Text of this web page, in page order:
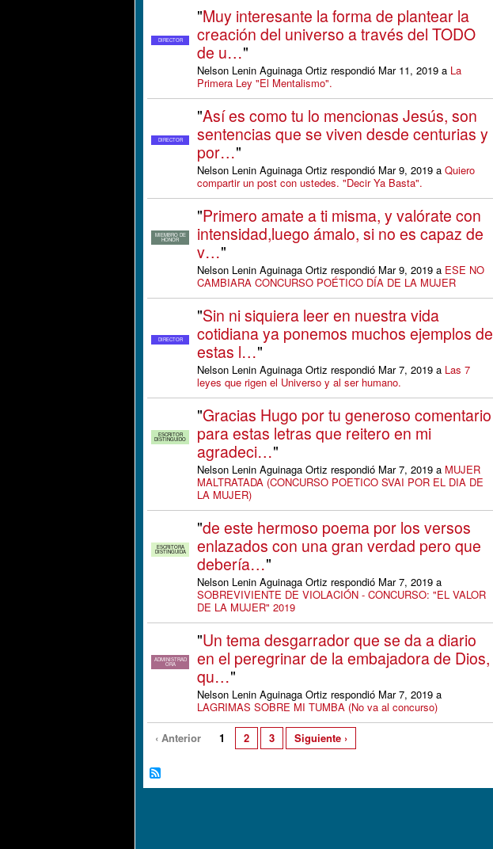
DIRECTOR
"Muy interesante la forma de plantear la
creación del universo a través del TODO
de u…"
Nelson Lenin Aguinaga Ortiz respondió Mar 11, 2019 a La
Primera Ley "El Mentalismo".
DIRECTOR
"Así es como tu lo mencionas Jesús, son
sentencias que se viven desde centurias y
por…"
Nelson Lenin Aguinaga Ortiz respondió Mar 9, 2019 a Quiero
compartir un post con ustedes. "Decir Ya Basta".
MIEMBRO DE
HONOR
"Primero amate a ti misma, y valórate con
intensidad,luego ámalo, si no es capaz de
v…"
Nelson Lenin Aguinaga Ortiz respondió Mar 9, 2019 a ESE NO
CAMBIARA CONCURSO POÉTICO DÍA DE LA MUJER
DIRECTOR
"Sin ni siquiera leer en nuestra vida
cotidiana ya ponemos muchos ejemplos de
estas l…"
Nelson Lenin Aguinaga Ortiz respondió Mar 7, 2019 a Las 7
leyes que rigen el Universo y al ser humano.
ESCRITOR
DISTINGUIDO
"Gracias Hugo por tu generoso comentario
para estas letras que reitero en mi
agradeci…"
Nelson Lenin Aguinaga Ortiz respondió Mar 7, 2019 a MUJER
MALTRATADA (CONCURSO POETICO SVAI POR EL DIA DE
LA MUJER)
ESCRITORA
DISTINGUIDA
"de este hermoso poema por los versos
enlazados con una gran verdad pero que
debería…"
Nelson Lenin Aguinaga Ortiz respondió Mar 7, 2019 a
SOBREVIVIENTE DE VIOLACIÓN - CONCURSO: "EL VALOR
DE LA MUJER" 2019
ADMINISTRAD
ORA
"Un tema desgarrador que se da a diario
en el peregrinar de la embajadora de Dios,
qu…"
Nelson Lenin Aguinaga Ortiz respondió Mar 7, 2019 a
LAGRIMAS SOBRE MI TUMBA (No va al concurso)
‹ Anterior 1 2 3 Siguiente ›